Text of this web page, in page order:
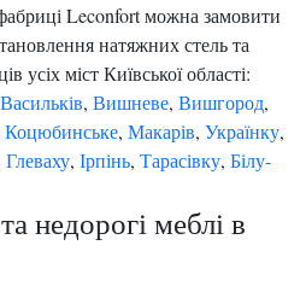
Leconfort можна замовити
натяжних стель та
усіх міст Київської області:
Васильків, Вишневе, Вишгород,
Коцюбинське, Макарів, Українку,
Глеваху, Ірпінь, Тарасівку, Білу-
недорогі меблі в